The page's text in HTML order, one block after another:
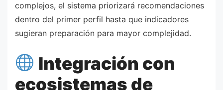
complejos, el sistema priorizará recomendaciones
dentro del primer perfil hasta que indicadores
sugieran preparación para mayor complejidad.
Integración con
ecosistemas de